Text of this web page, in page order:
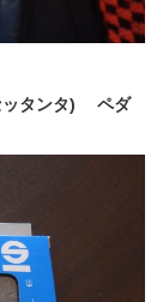
ッタンタ) ペダ